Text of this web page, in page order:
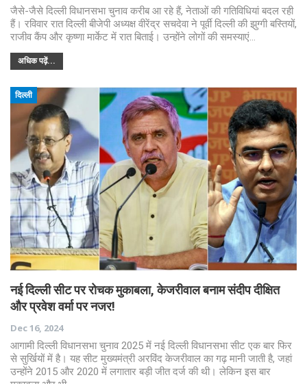
जैसे-जैसे दिल्ली विधानसभा चुनाव करीब आ रहे हैं, नेताओं की गतिविधियां बदल रही
हैं। रविवार रात दिल्ली बीजेपी अध्यक्ष वीरेंद्र सचदेवा ने पूर्वी दिल्ली की झुग्गी बस्तियों,
राजीव कैंप और कृष्णा मार्केट में रात बिताई। उन्होंने लोगों की समस्याएं…
अधिक पढ़ें...
दिल्ली
नई दिल्ली सीट पर रोचक मुकाबला, केजरीवाल बनाम संदीप दीक्षित
और प्रवेश वर्मा पर नजर!
Dec 16, 2024
आगामी दिल्ली विधानसभा चुनाव 2025 में नई दिल्ली विधानसभा सीट एक बार फिर
से सुर्खियों में है। यह सीट मुख्यमंत्री अरविंद केजरीवाल का गढ़ मानी जाती है, जहां
उन्होंने 2015 और 2020 में लगातार बड़ी जीत दर्ज की थी। लेकिन इस बार